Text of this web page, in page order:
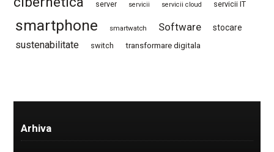
server servicii servicii cloud servicii IT
smartphone smartwatch Software stocare
sustenabilitate switch transformare digitala
Arhiva